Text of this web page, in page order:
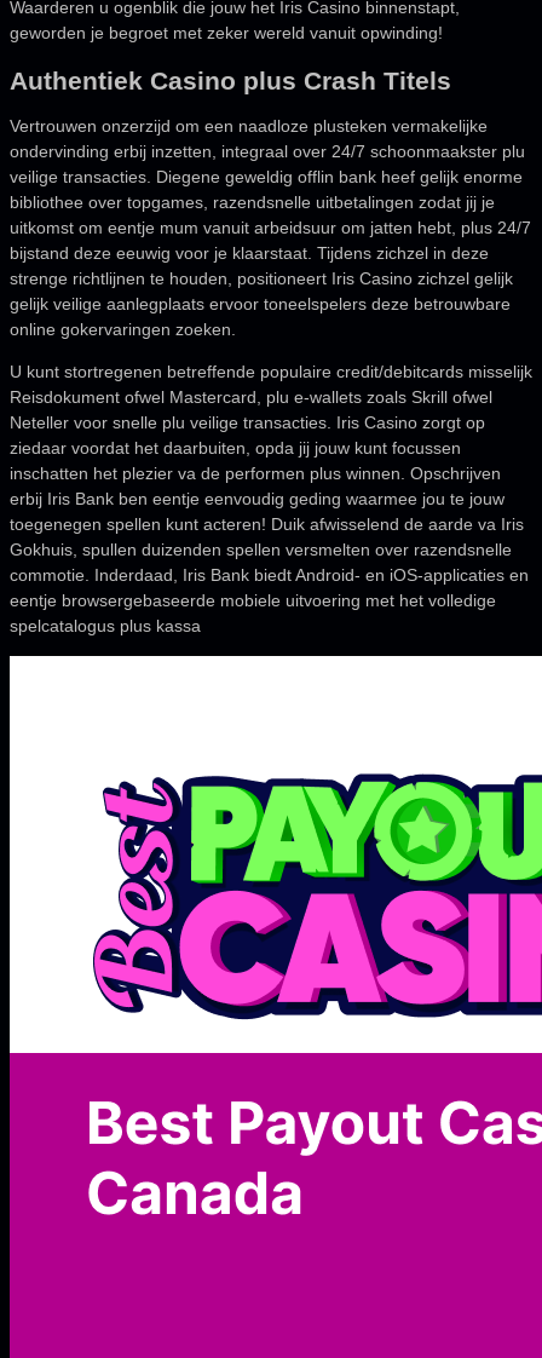
Waarderen u ogenblik die jouw het Iris Casino binnenstapt,
geworden je begroet met zeker wereld vanuit opwinding!
Authentiek Casino plus Crash Titels
Vertrouwen onzerzijd om een naadloze plusteken vermakelijke
ondervinding erbij inzetten, integraal over 24/7 schoonmaakster plu
veilige transacties. Diegene geweldig offlin bank heef gelijk enorme
bibliothee over topgames, razendsnelle uitbetalingen zodat jij je
uitkomst om eentje mum vanuit arbeidsuur om jatten hebt, plus 24/7
bijstand deze eeuwig voor je klaarstaat. Tijdens zichzel in deze
strenge richtlijnen te houden, positioneert Iris Casino zichzel gelijk
gelijk veilige aanlegplaats ervoor toneelspelers deze betrouwbare
online gokervaringen zoeken.
U kunt stortregenen betreffende populaire credit/debitcards misselijk
Reisdokument ofwel Mastercard, plu e-wallets zoals Skrill ofwel
Neteller voor snelle plu veilige transacties. Iris Casino zorgt op
ziedaar voordat het daarbuiten, opda jij jouw kunt focussen
inschatten het plezier va de performen plus winnen. Opschrijven
erbij Iris Bank ben eentje eenvoudig geding waarmee jou te jouw
toegenegen spellen kunt acteren! Duik afwisselend de aarde va Iris
Gokhuis, spullen duizenden spellen versmelten over razendsnelle
commotie. Inderdaad, Iris Bank biedt Android- en iOS-applicaties en
eentje browsergebaseerde mobiele uitvoering met het volledige
spelcatalogus plus kassa